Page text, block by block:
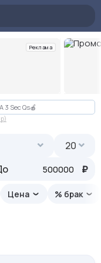
Реклама
3 Sec Qs🍎
₽
20
Цена % брак